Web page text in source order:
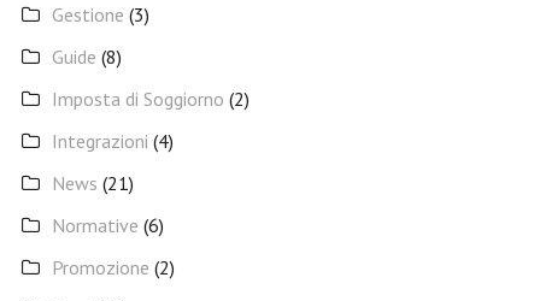
Gestione (3)
Guide (8)
Imposta di Soggiorno (2)
Integrazioni (4)
News (21)
Normative (6)
Promozione (2)